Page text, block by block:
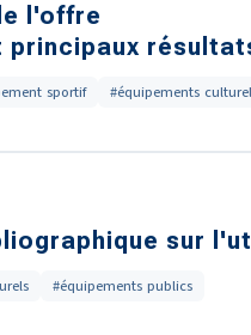
l'offre
sportif #équipements
sur
#équipements publics